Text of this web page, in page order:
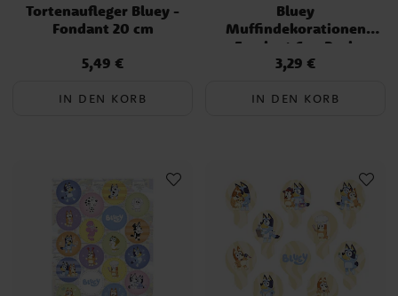
Tortenaufleger Bluey -
Fondant 20 cm
Preis:5,49 €
5,49 €
IN DEN KORB
Bluey
Muffindekorationen
Fondant 6er-Pack
Preis:3,29 €
3,29 €
IN DEN KORB